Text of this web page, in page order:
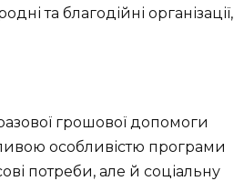
та благодійні організації,
грошової допомоги
особливістю програми
потреби, але й соціальну